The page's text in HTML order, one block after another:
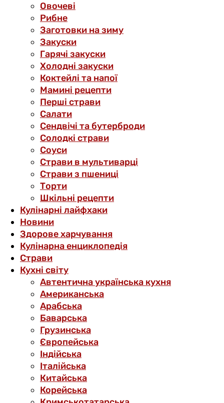
Овочеві
Рибне
Заготовки на зиму
Закуски
Гарячі закуски
Холодні закуски
Коктейлі та напої
Мамині рецепти
Перші страви
Салати
Сендвічі та бутерброди
Солодкі страви
Соуси
Страви в мультиварці
Страви з пшениці
Торти
Шкільні рецепти
Кулінарні лайфхаки
Новини
Здорове харчування
Кулінарна енциклопедія
Страви
Кухні світу
Автентична українська кухня
Американська
Арабська
Баварська
Грузинська
Європейська
Індійська
Італійська
Китайська
Корейська